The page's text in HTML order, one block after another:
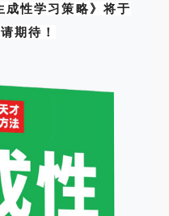
成性学习策略》将于
期待！